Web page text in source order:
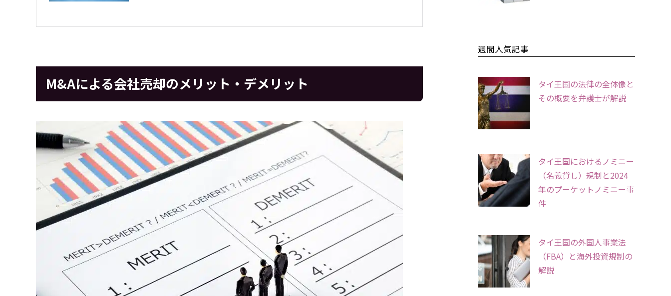
M&Aによる会社売却のメリット・デメリット
週間人気記事
タイ王国の法律の全体像と
その概要を弁護士が解説
タイ王国におけるノミニー
（名義貸し）規制と2024
年のプーケットノミニー事
件
タイ王国の外国人事業法
（FBA）と海外投資規制の
解説